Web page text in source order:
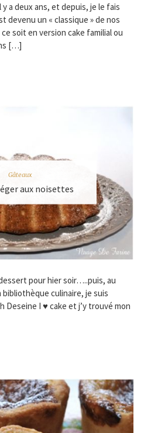
a deux ans, et depuis, je le fais
devenu un « classique » de nos
soit en version cake familial ou
[…]
Gâteaux
aux noisettes
pour hier soir…..puis, au
bibliothèque culinaire, je suis
Deseine I ♥ cake et j’y trouvé mon